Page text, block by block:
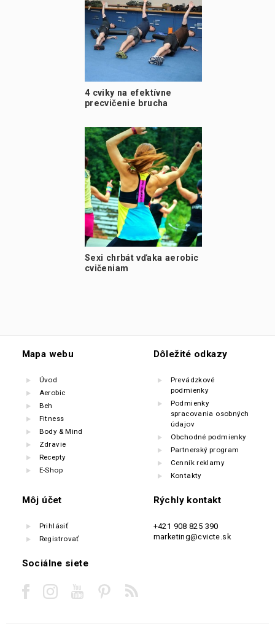
4 cviky na efektívne
precvičenie brucha
Sexi chrbát vďaka aerobic
cvičeniam
Mapa webu
Úvod
Aerobic
Beh
Fitness
Body & Mind
Zdravie
Recepty
E-Shop
Dôležité odkazy
Prevádzkové
podmienky
Podmienky
spracovania osobných
údajov
Obchodné podmienky
Partnerský program
Cenník reklamy
Kontakty
Môj účet
Prihlásiť
Registrovať
Rýchly kontakt
+421 908 825 390
marketing@cvicte.sk
Sociálne siete